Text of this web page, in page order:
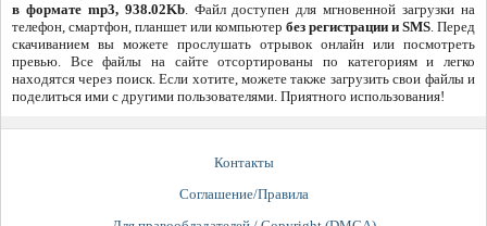
в формате mp3, 938.02Kb. Файл доступен для мгновенной загрузки на
телефон, смартфон, планшет или компьютер без регистрации и SMS. Перед
скачиванием вы можете прослушать отрывок онлайн или посмотреть
превью. Все файлы на сайте отсортированы по категориям и легко
находятся через поиск. Если хотите, можете также загрузить свои файлы и
поделиться ими с другими пользователями. Приятного использования!
Контакты
Соглашение/Правила